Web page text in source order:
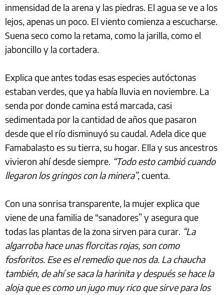
inmensidad de la arena y las piedras. El agua se ve a los
lejos, apenas un poco. El viento comienza a escucharse.
Suena seco como la retama, como la jarilla, como el
jaboncillo y la cortadera.
Explica que antes todas esas especies autóctonas
estaban verdes, que ya había lluvia en noviembre. La
senda por donde camina está marcada, casi
sedimentada por la cantidad de años que pasaron
desde que el río disminuyó su caudal. Adela dice que
Famabalasto es su tierra, su hogar. Ella y sus ancestros
vivieron ahí desde siempre. “Todo esto cambió cuando
llegaron los gringos con la minera”, cuenta.
Con una sonrisa transparente, la mujer explica que
viene de una familia de “sanadores” y asegura que
todas las plantas de la zona sirven para curar. “La
algarroba hace unas florcitas rojas, son como
fosforitos. Ese es el remedio que nos da. La chaucha
también, de ahí se saca la harinita y después se hace la
aloja que es como un jugo muy rico que sirve para los